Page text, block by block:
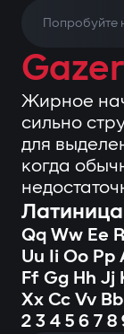
Жирное
сильно
для
когда
Латиница
Qq Ww Ee
Uu Ii Oo Pp
Ff Gg Hh Jj
Xx Cc Vv
2 3 4 5 6 7 8